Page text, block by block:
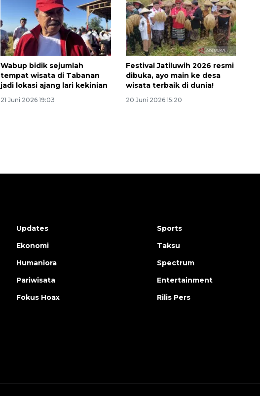
Wabup bidik sejumlah
tempat wisata di Tabanan
jadi lokasi ajang lari kekinian
21 Juni 2026 19:03
Festival Jatiluwih 2026 resmi
dibuka, ayo main ke desa
wisata terbaik di dunia!
20 Juni 2026 15:20
Layanan haji Indonesia
Updates
Ekonomi
Humaniora
Pariwisata
Fokus Hoax
Sports
Taksu
Spectrum
Entertainment
Rilis Pers